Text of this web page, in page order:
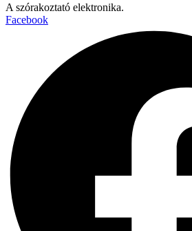
A szórakoztató elektronika.
Facebook